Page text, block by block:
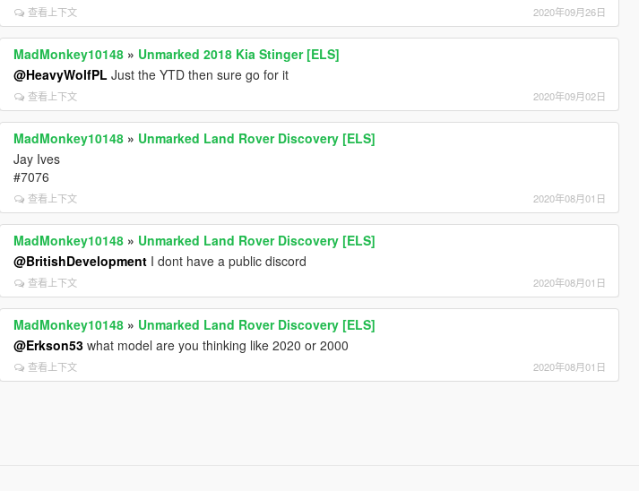
查看上下文 2020年09月26日
MadMonkey10148 » Unmarked 2018 Kia Stinger [ELS]
@HeavyWolfPL Just the YTD then sure go for it
查看上下文 2020年09月02日
MadMonkey10148 » Unmarked Land Rover Discovery [ELS]
Jay Ives
#7076
查看上下文 2020年08月01日
MadMonkey10148 » Unmarked Land Rover Discovery [ELS]
@BritishDevelopment I dont have a public discord
查看上下文 2020年08月01日
MadMonkey10148 » Unmarked Land Rover Discovery [ELS]
@Erkson53 what model are you thinking like 2020 or 2000
查看上下文 2020年08月01日